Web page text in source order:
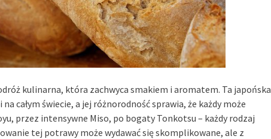
kulinarna, która zachwyca smakiem i aromatem. Ta japońska
całym świecie, a jej różnorodność sprawia, że każdy może
przez intensywne Miso, po bogaty Tonkotsu – każdy rodzaj
tej potrawy może wydawać się skomplikowane, ale z